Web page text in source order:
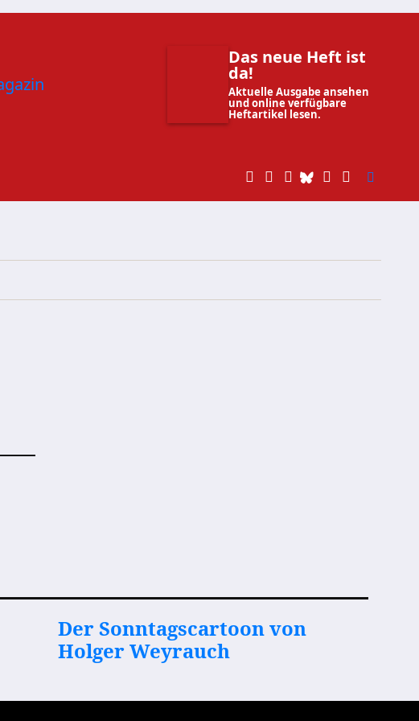
Das neue Heft ist
da!
Aktuelle Ausgabe ansehen
und online verfügbare
Heftartikel lesen.
Der Sonntagscartoon von
Holger Weyrauch